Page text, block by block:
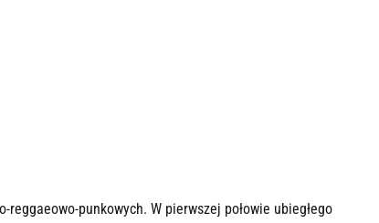
punkowych. W pierwszej połowie ubiegłego